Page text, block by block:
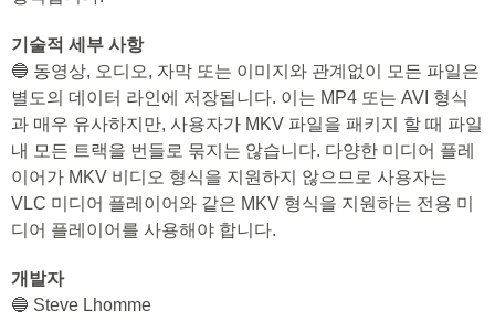
기술적 세부 사항
🔵 동영상, 오디오, 자막 또는 이미지와 관계없이 모든 파일은
별도의 데이터 라인에 저장됩니다. 이는 MP4 또는 AVI 형식
과 매우 유사하지만, 사용자가 MKV 파일을 패키지 할 때 파일
내 모든 트랙을 번들로 묶지는 않습니다. 다양한 미디어 플레
이어가 MKV 비디오 형식을 지원하지 않으므로 사용자는
VLC 미디어 플레이어와 같은 MKV 형식을 지원하는 전용 미
디어 플레이어를 사용해야 합니다.
개발자
🔵 Steve Lhomme